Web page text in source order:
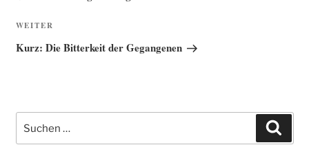
Nächster
Beitrag
WEITER
Kurz: Die Bitterkeit der Gegangenen
nach: